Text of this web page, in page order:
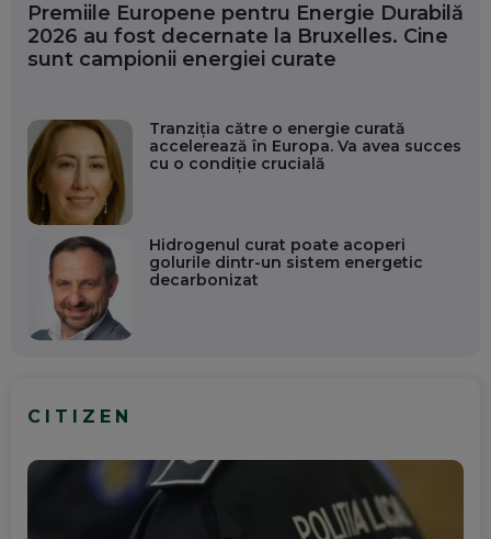
Premiile Europene pentru Energie Durabilă
2026 au fost decernate la Bruxelles. Cine
sunt campionii energiei curate
Tranziția către o energie curată
accelerează în Europa. Va avea succes
cu o condiție crucială
Hidrogenul curat poate acoperi
golurile dintr-un sistem energetic
decarbonizat
CITIZEN